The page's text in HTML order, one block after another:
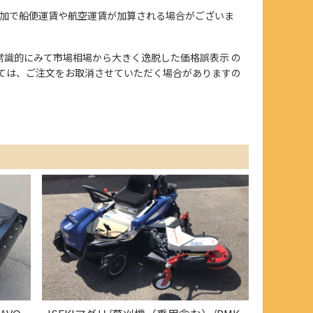
船便運賃や航空運賃が加算される場合がございま
的にみて市場相場から大きく逸脱した価格誤表示 の
、ご注文をお取消させていただく場合がありますの